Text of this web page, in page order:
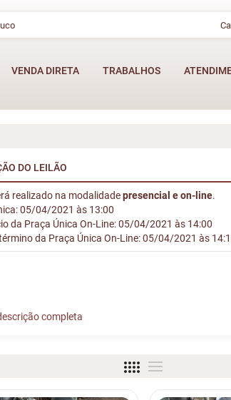
VENDA DIRETA TRABALHOS
DO LEILÃO
realizado na modalidadepresencial e on-line.
05/04/2021 às 13:00
da Praça Única On-Line: 05/04/2021 às 14:00
da Praça Única On-Line: 05/04/2021 às